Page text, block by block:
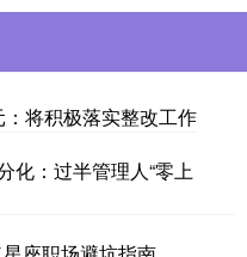
将积极落实整改工作
化：过半管理人“零上